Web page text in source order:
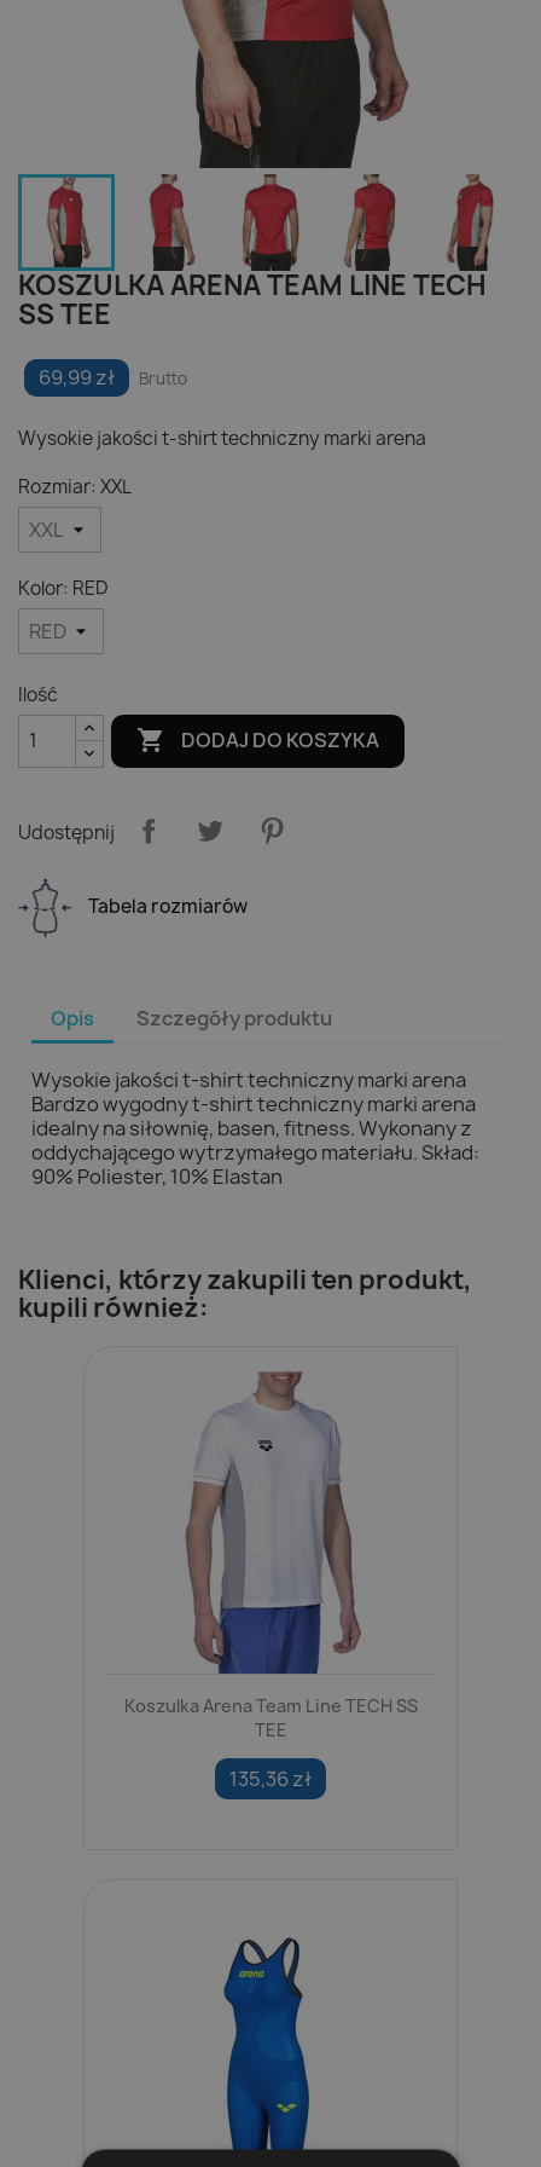
KOSZULKA ARENA TEAM LINE TECH
SS TEE
69,99 zł Brutto
Wysokie jakości t-shirt techniczny marki arena
Rozmiar: XXL
Kolor: RED
Ilość
 DODAJ DO KOSZYKA
Udostępnij
Tabela rozmiarów
Opis Szczegóły produktu
Wysokie jakości t-shirt techniczny marki arena
Bardzo wygodny t-shirt techniczny marki arena
idealny na siłownię, basen, fitness. Wykonany z
oddychającego wytrzymałego materiału. Skład:
90% Poliester, 10% Elastan
Klienci, którzy zakupili ten produkt,
kupili również:
Koszulka Arena Team Line TECH SS
TEE
135,36 zł